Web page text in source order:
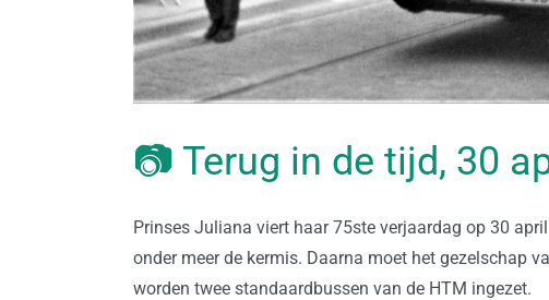
📷 Terug in de tijd, 30
Prinses Juliana viert haar 75ste verjaardag op 30
onder meer de kermis. Daarna moet het gezelschap
worden twee standaardbussen van de HTM ingezet.